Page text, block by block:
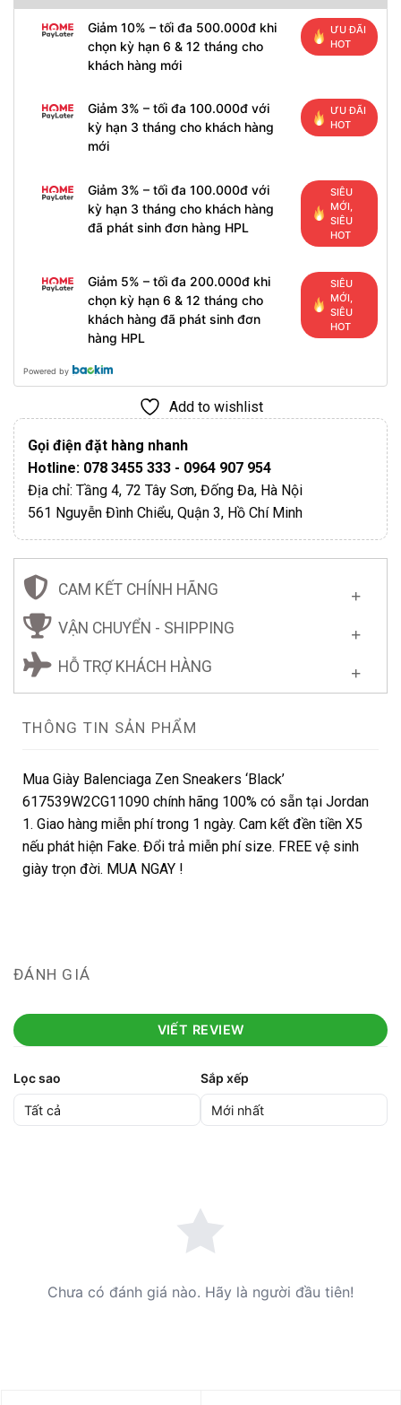
Giảm 10% – tối đa 500.000đ khi
chọn kỳ hạn 6 & 12 tháng cho
khách hàng mới
ƯU ĐÃI
HOT
Giảm 3% – tối đa 100.000đ với
kỳ hạn 3 tháng cho khách hàng
mới
ƯU ĐÃI
HOT
Giảm 3% – tối đa 100.000đ với
kỳ hạn 3 tháng cho khách hàng
đã phát sinh đơn hàng HPL
SIÊU
MỚI,
SIÊU
HOT
Giảm 5% – tối đa 200.000đ khi
chọn kỳ hạn 6 & 12 tháng cho
khách hàng đã phát sinh đơn
hàng HPL
SIÊU
MỚI,
SIÊU
HOT
Powered by
Add to wishlist
Gọi điện đặt hàng nhanh
Hotline: 078 3455 333 - 0964 907 954
Địa chỉ: Tầng 4, 72 Tây Sơn, Đống Đa, Hà Nội
561 Nguyễn Đình Chiểu, Quận 3, Hồ Chí Minh
CAM KẾT CHÍNH HÃNG
VẬN CHUYỂN - SHIPPING
HỖ TRỢ KHÁCH HÀNG
THÔNG TIN SẢN PHẨM
Mua Giày Balenciaga Zen Sneakers ‘Black’
617539W2CG11090 chính hãng 100% có sẵn tại Jordan
1. Giao hàng miễn phí trong 1 ngày. Cam kết đền tiền X5
nếu phát hiện Fake. Đổi trả miễn phí size. FREE vệ sinh
giày trọn đời. MUA NGAY !
ĐÁNH GIÁ
VIẾT REVIEW
Lọc sao Sắp xếp
Chưa có đánh giá nào. Hãy là người đầu tiên!